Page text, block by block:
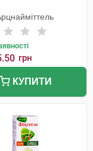
грн
КУПИТИ